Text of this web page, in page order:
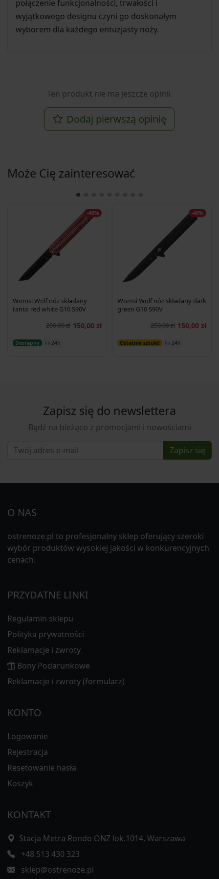
połączenie funkcjonalności, trwałości i
wyjątkowego designu czyni go doskonałym
wyborem dla każdego entuzjasty noży.
Ten produkt nie ma jeszcze opinii.
Dodaj pierwszą opinię
Może Cię zainteresować
-40%
Womsi Wolf nóż składany
tanto red white G10 S90V
250,00 zł 150,00 zł
Dostępny 24h
Dodaj do koszyka
-40%
Womsi Wolf nóż składany dark
green G10 S90V
250,00 zł 150,00 zł
Ostatnie sztuki! 24h
Dodaj do koszyka
Zapisz się do newslettera
Bądź na bieżąco z promocjami i nowościami
Zapisz się
O NAS
ostrenoze.pl to profesjonalny sklep oferujący szeroki
wybór produktów wysokiej jakości w konkurencyjnych
cenach.
PRZYDATNE LINKI
Regulamin sklepu
Polityka prywatności
Reklamacje i zwroty
Bony Podarunkowe
Reklamacje i zwroty (formularz)
KONTO
Logowanie
Rejestracja
Resetowanie hasła
Koszyk
KONTAKT
Stacja Metra Rondo ONZ lok.1014, Warszawa
+48 513 430 323
sklep@ostrenoze.pl